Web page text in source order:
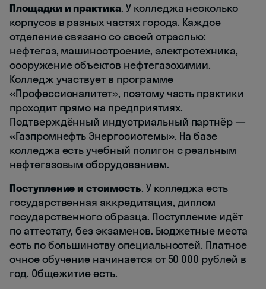
Площадки и практика. У колледжа несколько
корпусов в разных частях города. Каждое
отделение связано со своей отраслью:
нефтегаз, машиностроение, электротехника,
сооружение объектов нефтегазохимии.
Колледж участвует в программе
«Профессионалитет», поэтому часть практики
проходит прямо на предприятиях.
Подтверждённый индустриальный партнёр —
«Газпромнефть Энергосистемы». На базе
колледжа есть учебный полигон с реальным
нефтегазовым оборудованием.
Поступление и стоимость. У колледжа есть
государственная аккредитация, диплом
государственного образца. Поступление идёт
по аттестату, без экзаменов. Бюджетные места
есть по большинству специальностей. Платное
очное обучение начинается от 50 000 рублей в
год. Общежитие есть.